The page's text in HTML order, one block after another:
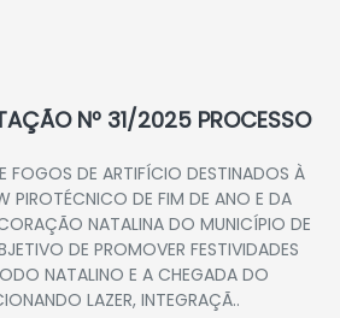
Nº 31/2025 PROCESSO
DE ARTIFÍCIO DESTINADOS À
PIROTÉCNICO DE FIM DE ANO E DA
NATALINA DO MUNICÍPIO DE
DE PROMOVER FESTIVIDADES
NATALINO E A CHEGADA DO
LAZER, INTEGRAÇÃ..